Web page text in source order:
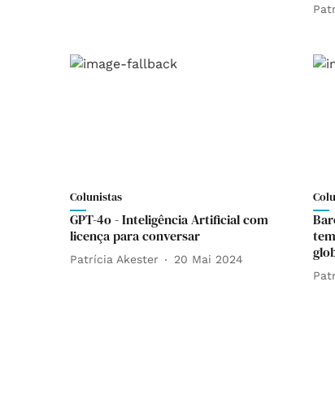
Colunistas
GPT-4o - Inteligência Artificial com
licença para conversar
Patrícia Akester 20 Mai 2024